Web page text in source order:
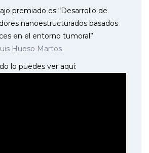
premiado es “Desarrollo de
nanoestructurados basados
en el entorno tumoral”
Hueso Martos
lo puedes ver aquí: